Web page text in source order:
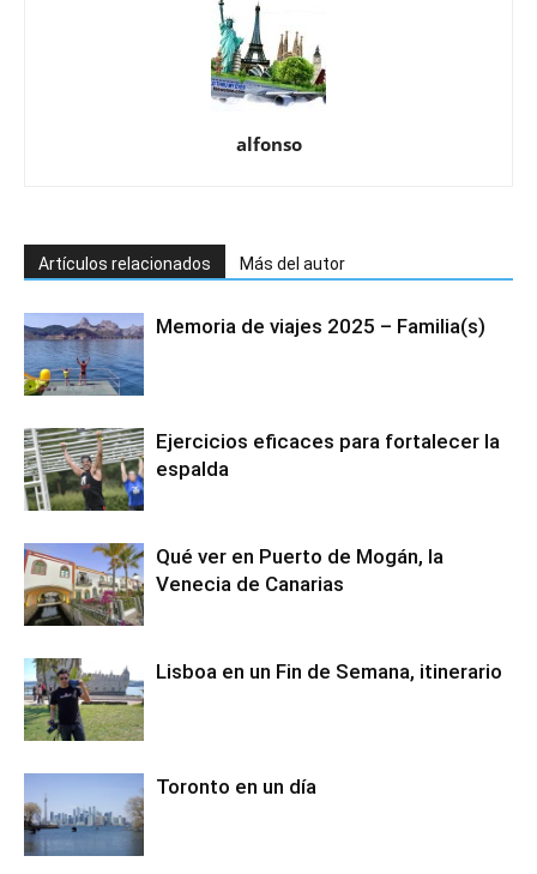
alfonso
Artículos relacionados Más del autor
Memoria de viajes 2025 – Familia(s)
Ejercicios eficaces para fortalecer la
espalda
Qué ver en Puerto de Mogán, la
Venecia de Canarias
Lisboa en un Fin de Semana, itinerario
Toronto en un día